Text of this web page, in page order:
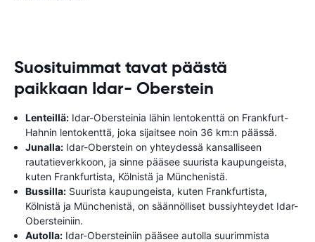
Suosituimmat tavat päästä
paikkaan Idar- Oberstein
Lenteillä: Idar-Obersteinia lähin lentokenttä on Frankfurt-
Hahnin lentokenttä, joka sijaitsee noin 36 km:n päässä.
Junalla: Idar-Oberstein on yhteydessä kansalliseen
rautatieverkkoon, ja sinne pääsee suurista kaupungeista,
kuten Frankfurtista, Kölnistä ja Münchenistä.
Bussilla: Suurista kaupungeista, kuten Frankfurtista,
Kölnistä ja Münchenistä, on säännölliset bussiyhteydet Idar-
Obersteiniin.
Autolla: Idar-Obersteiniin pääsee autolla suurimmista